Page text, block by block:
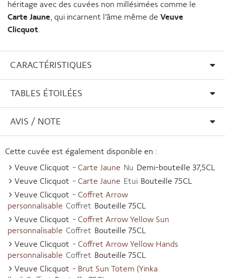
héritage avec des cuvées non millésimées comme le
Carte Jaune, qui incarnent l’âme même de Veuve
Clicquot.
CARACTÉRISTIQUES
TABLES ÉTOILÉES
AVIS / NOTE
Cette cuvée est également disponible en :
Veuve Clicquot - Carte Jaune Nu Demi-bouteille 37,5CL
Veuve Clicquot - Carte Jaune Etui Bouteille 75CL
Veuve Clicquot - Coffret Arrow
personnalisable Coffret Bouteille 75CL
Veuve Clicquot - Coffret Arrow Yellow Sun
personnalisable Coffret Bouteille 75CL
Veuve Clicquot - Coffret Arrow Yellow Hands
personnalisable Coffret Bouteille 75CL
Veuve Clicquot - Brut Sun Totem (Yinka